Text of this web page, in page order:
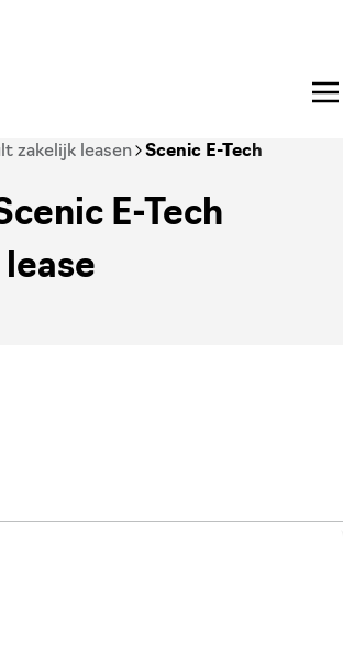
hoofdmenu
zakelijk leasen Scenic E-Tech
E-Tech